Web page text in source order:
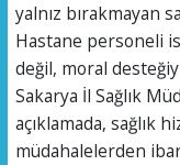
yalnız bırakmayan
Hastane personeli
değil, moral
Sakarya İl Sağlık
açıklamada, sağlık
müdahalelerden